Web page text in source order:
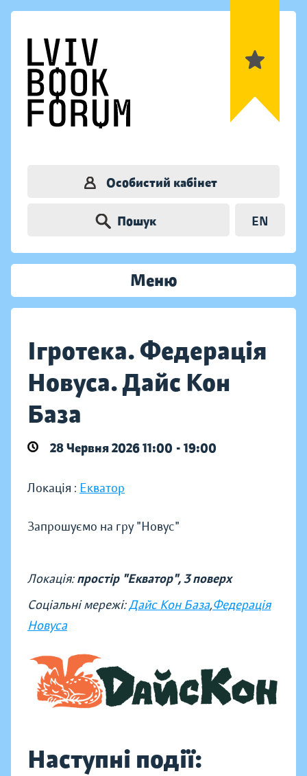
Особистий кабінет
Пошук EN
Меню
Ігротека. Федерація
Новуса. Дайс Кон
База
28 Червня 2026 11:00 - 19:00
Локація : Екватор
Запрошуємо на гру "Новус"
Локація:простір "Екватор", 3 поверх
Соціальні мережі:Дайс Кон База,Федерація
Новуса
Наступні події: